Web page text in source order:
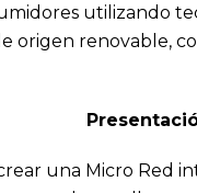
utilizando
origen renovable,
una Micro Red